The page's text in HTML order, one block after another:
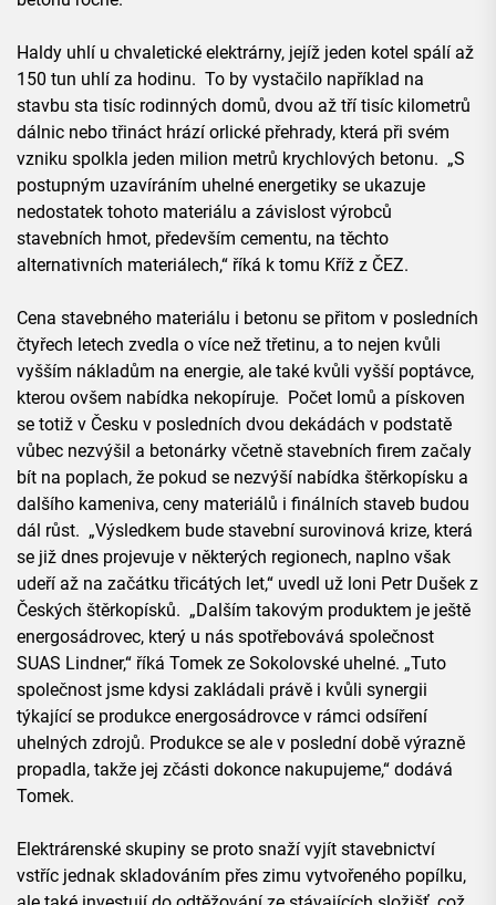
Haldy uhlí u chvaletické elektrárny, jejíž jeden kotel spálí až
150 tun uhlí za hodinu. To by vystačilo například na
stavbu sta tisíc rodinných domů, dvou až tří tisíc kilometrů
dálnic nebo třináct hrází orlické přehrady, která při svém
vzniku spolkla jeden milion metrů krychlových betonu. „S
postupným uzavíráním uhelné energetiky se ukazuje
nedostatek tohoto materiálu a závislost výrobců
stavebních hmot, především cementu, na těchto
alternativních materiálech,“ říká k tomu Kříž z ČEZ.
Cena stavebného materiálu i betonu se přitom v posledních
čtyřech letech zvedla o více než třetinu, a to nejen kvůli
vyšším nákladům na energie, ale také kvůli vyšší poptávce,
kterou ovšem nabídka nekopíruje. Počet lomů a pískoven
se totiž v Česku v posledních dvou dekádách v podstatě
vůbec nezvýšil a betonárky včetně stavebních firem začaly
bít na poplach, že pokud se nezvýší nabídka štěrkopísku a
dalšího kameniva, ceny materiálů i finálních staveb budou
dál růst. „Výsledkem bude stavební surovinová krize, která
se již dnes projevuje v některých regionech, naplno však
udeří až na začátku třicátých let,“ uvedl už loni Petr Dušek z
Českých štěrkopísků. „Dalším takovým produktem je ještě
energosádrovec, který u nás spotřebovává společnost
SUAS Lindner,“ říká Tomek ze Sokolovské uhelné. „Tuto
společnost jsme kdysi zakládali právě i kvůli synergii
týkající se produkce energosádrovce v rámci odsíření
uhelných zdrojů. Produkce se ale v poslední době výrazně
propadla, takže jej zčásti dokonce nakupujeme,“ dodává
Tomek.
Elektrárenské skupiny se proto snaží vyjít stavebnictví
vstříc jednak skladováním přes zimu vytvořeného popílku,